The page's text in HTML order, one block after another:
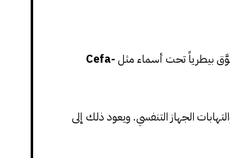
بيطرياً تحت أسماء مثلCefa-
الجهاز التنفسي. ويعود ذلك إلى